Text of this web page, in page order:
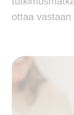
ottaa vastaan